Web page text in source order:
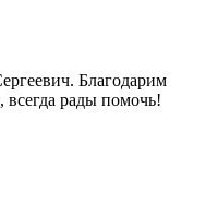
Благодарим
всегда рады помочь!